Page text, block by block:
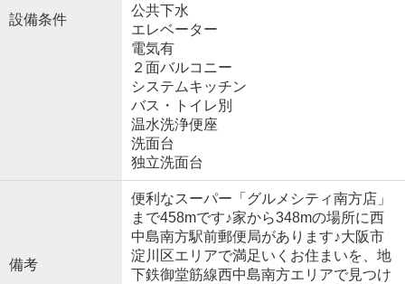
設備条件
公共下水
エレベーター
電気有
２面バルコニー
システムキッチン
バス・トイレ別
温水洗浄便座
洗面台
独立洗面台
備考
便利なスーパー「グルメシティ南方店」
まで458mです♪家から348mの場所に西
中島南方駅前郵便局があります♪大阪市
淀川区エリアで満足いくお住まいを、地
下鉄御堂筋線西中島南方エリアで見つけ